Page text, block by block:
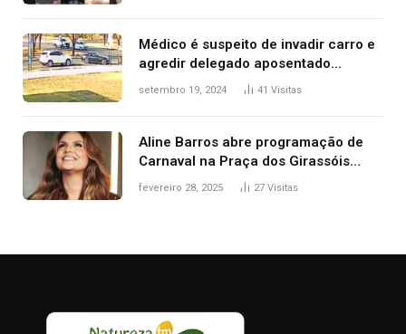
Médico é suspeito de invadir carro e
agredir delegado aposentado
durante confusão no trânsito
setembro 19, 2024 41 Visitas
Aline Barros abre programação de
Carnaval na Praça dos Girassóis
nesta sexta-feira, em Palmas
fevereiro 28, 2025 27 Visitas